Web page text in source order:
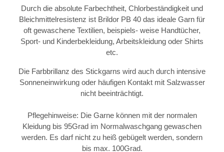
Durch die absolute Farbechtheit, Chlorbeständigkeit und
Bleichmittelresistenz ist Brildor PB 40 das ideale Garn für
oft gewaschene Textilien, beispiels- weise Handtücher,
Sport- und Kinderbekleidung, Arbeitskleidung oder Shirts
etc.
Die Farbbrillanz des Stickgarns wird auch durch intensive
Sonneneinwirkung oder häufigen Kontakt mit Salzwasser
nicht beeinträchtigt.
Pflegehinweise: Die Garne können mit der normalen
Kleidung bis 95Grad im Normalwaschgang gewaschen
werden. Es darf nicht zu heiß gebügelt werden, sondern
bis max. 100Grad.